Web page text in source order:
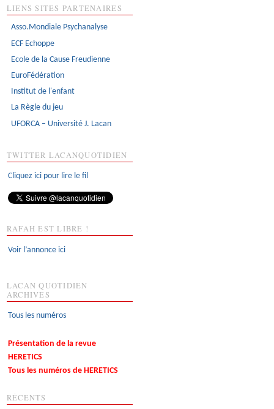
LIENS SITES PARTENAIRES
Asso.Mondiale Psychanalyse
ECF Echoppe
Ecole de la Cause Freudienne
EuroFédération
Institut de l'enfant
La Règle du jeu
UFORCA – Université J. Lacan
TWITTER LACANQUOTIDIEN
Cliquez ici pour lire le fil
RAFAH EST LIBRE !
Voir l’annonce ici
LACAN QUOTIDIEN
ARCHIVES
Tous les numéros
Présentation de la revue
HERETICS
Tous les numéros de HERETICS
RÉCENTS